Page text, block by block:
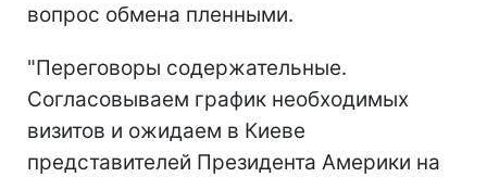
вопрос обмена пленными.
"Переговоры содержательные.
Согласовываем график необходимых
визитов и ожидаем в Киеве
представителей Президента Америки на